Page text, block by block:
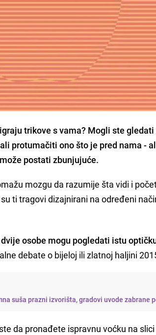
trikove s vama? Mogli ste
protumačiti ono što je pred nama -
postati zbunjujuće.
mozgu da razumije šta vidi i
ti tragovi dizajnirani na određeni
dvije osobe mogu pogledati istu
debate o bijeloj ili zlatnoj haljini
suša prazni izvorišta, gradovi uvode zabrane
da pronađete ispravnu voćku na